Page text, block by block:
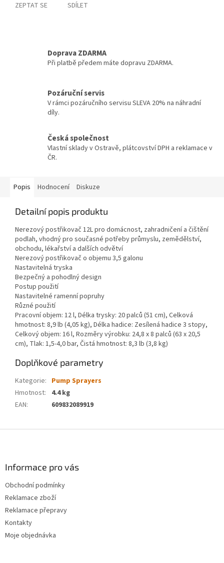
ZEPTAT SE SDÍLET
Doprava ZDARMA
Při platbě předem máte dopravu ZDARMA.
Pozáruční servis
V rámci pozáručního servisu SLEVA 20% na náhradní
díly.
Česká společnost
Vlastní sklady v Ostravě, plátcovství DPH a reklamace v
ČR.
Popis Hodnocení Diskuze
Detailní popis produktu
Nerezový postřikovač 12L pro domácnost, zahradničení a čištění
podlah, vhodný pro současné potřeby průmyslu, zemědělství,
obchodu, lékařství a dalších odvětví
Nerezový postřikovač o objemu 3,5 galonu
Nastavitelná tryska
Bezpečný a pohodlný design
Postup použití
Nastavitelné ramenní popruhy
Různé použití
Pracovní objem: 12 l, Délka trysky: 20 palců (51 cm), Celková
hmotnost: 8,9 lb (4,05 kg), Délka hadice: Zesílená hadice 3 stopy,
Celkový objem: 16 l, Rozměry výrobku: 24,8 x 8 palců (63 x 20,5
cm), Tlak: 1,5-4,0 bar, Čistá hmotnost: 8,3 lb (3,8 kg)
Doplňkové parametry
Kategorie: Pump Sprayers
Hmotnost:
4.4 kg
EAN: 609832089919
Informace pro vás
Obchodní podmínky
Reklamace zboží
Reklamace přepravy
Kontakty
Moje objednávka